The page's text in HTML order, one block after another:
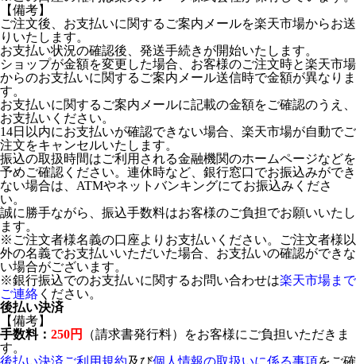
【備考】
ご注文後、お支払いに関するご案内メールを楽天市場からお送
りいたします。
お支払い状況の確認後、発送手続きが開始いたします。
ショップが金額を変更した場合、お客様のご注文時と楽天市場
からのお支払いに関するご案内メール送信時で金額が異なりま
す。
お支払いに関するご案内メールに記載の金額をご確認のうえ、
お支払いください。
14日以内にお支払いが確認できない場合、楽天市場が自動でご
注文をキャンセルいたします。
振込の取扱時間はご利用される金融機関のホームページなどを
予めご確認ください。連休時など、銀行窓口でお振込みができ
ない場合は、ATMやネットバンキングにてお振込みくださ
い。
誠に勝手ながら、振込手数料はお客様のご負担でお願いいたし
ます。
※ご注文者様名義の口座よりお支払いください。ご注文者様以
外の名義でお支払いいただいた場合、お支払いの確認ができな
い場合がございます。
※銀行振込でのお支払いに関するお問い合わせは楽天市場まで
ご連絡 ください。
後払い決済
【備考】
手数料： 250円
（請求書発行料）をお客様にご負担いただきま
す。
後払い決済ご利用規約及び個人情報の取扱いに係る事項をご確